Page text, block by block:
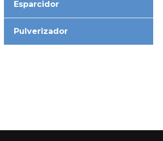
Esparcidor
Pulverizador